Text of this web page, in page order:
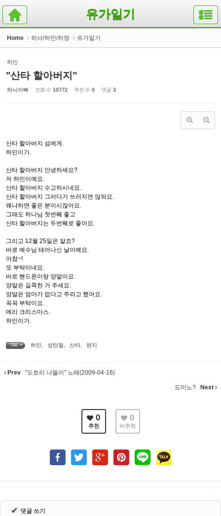
유가일기
Home 하늬/하민/하영 유가일기
하민
"산타 할아버지"
하늬아빠 조회 수 10772 추천 수 0 댓글 3
산타 할아버지 섬에게.
하민이가.
산타 할아버지 안녕하세요?
저 하민이예요.
산타 할아버지 수고하시네요.
산타 할아버지 그러다가 쓰러지면 않되요.
왜냐하면 좋은 분이시잖아요.
그래도 하나님 첫번째 좋고
산타 할아버지는 두번째로 좋아요.
그리고 12월 25일은 알죠?
바로 예수님 태어나신 날이예요.
아참~!
또 부탁이네요.
바로 핸드폰이랑 양말이요.
양말은 길쭉한 거 주세요.
양말은 엄마가 없다고 주라고 했어요.
꼭꼭 부탁이요.
메리 크리스마스.
하민이가.
TAG • 하민 성탄절 산타 편지
Prev "도토리 나들이" 노래(2009-04-16)
도미노? Next
0
추천
0
비추천
✔ 댓글 쓰기